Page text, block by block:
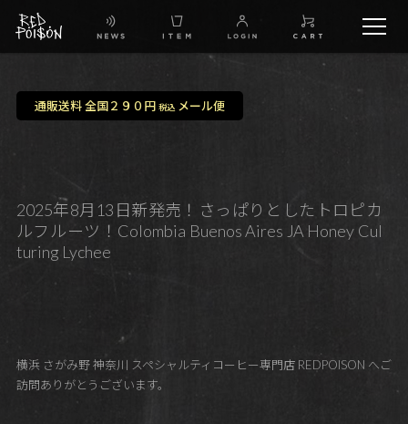
FB
通販送料 全国２９０円 税込メール便
2025年8月13日新発売！さっぱりとしたトロピカ
ルフルーツ！Colombia Buenos Aires JA Honey Cul
turing Lychee
横浜 さがみ野 神奈川 スペシャルティコーヒー専門店 REDPOISON へご
訪問ありがとうございます。